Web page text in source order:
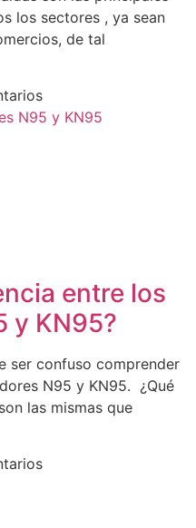
los sectores , ya sean
de tal
entre los
y KN95?
ser confuso comprender
N95 y KN95. ¿Qué
las mismas que